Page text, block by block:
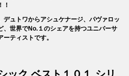
！
ュトワからアシュケナージ、パヴァロッ
、世界でNo.１のシェアを持つユニバーサ
ティストです。